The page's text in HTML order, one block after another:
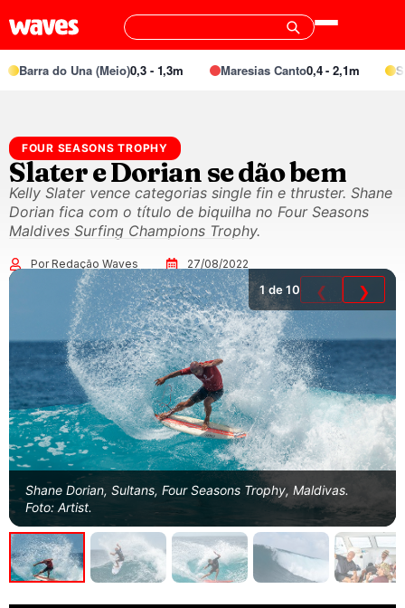
do Una (Meio)0,3 - 1,3m Maresias Canto0,4 - 2,1m
FOUR SEASONS TROPHY
Slater e Dorian se dão bem
Kelly Slater vence categorias single fin e thruster. Shane
Dorian fica com o título de biquilha no Four Seasons
Maldives Surfing Champions Trophy.
Por Redação Waves 27/08/2022
Shane Dorian, Sultans, Four Seasons Trophy, Maldivas.
Foto: Artist.
1de 10 ❮ ❯